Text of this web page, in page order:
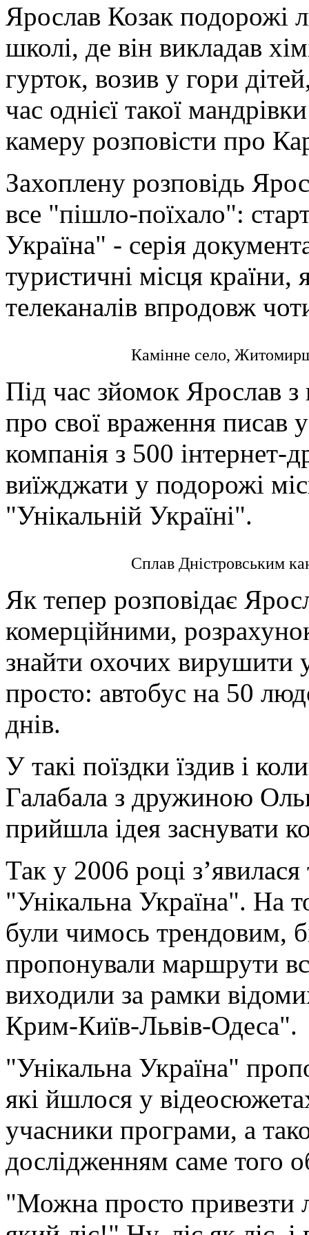
Ярослав Козак подорожі
школі, де він викладав
гурток, возив у гори
час однієї такої
камеру розповісти про
Захоплену розповідь
все "пішло-поїхало":
Україна" - серія
туристичні місця країни,
телеканалів впродовж
Камінне село,
Під час зйомок Ярослав з
про свої враження писав
компанія з 500
виїжджати у подорожі
"Унікальній Україні".
Сплав Дністровським
Як тепер розповідає
комерційними,
знайти охочих вирушити
просто: автобус на 50
днів.
У такі поїздки їздив і
Галабала з дружиною
прийшла ідея заснувати
Так у 2006 році
"Унікальна Україна". На
були чимось трендовим,
пропонували маршрути
виходили за рамки
Крим-Київ-Львів-Одеса".
"Унікальна Україна"
які йшлося у
учасники програми, а
дослідженням саме того
"Можна просто привезти